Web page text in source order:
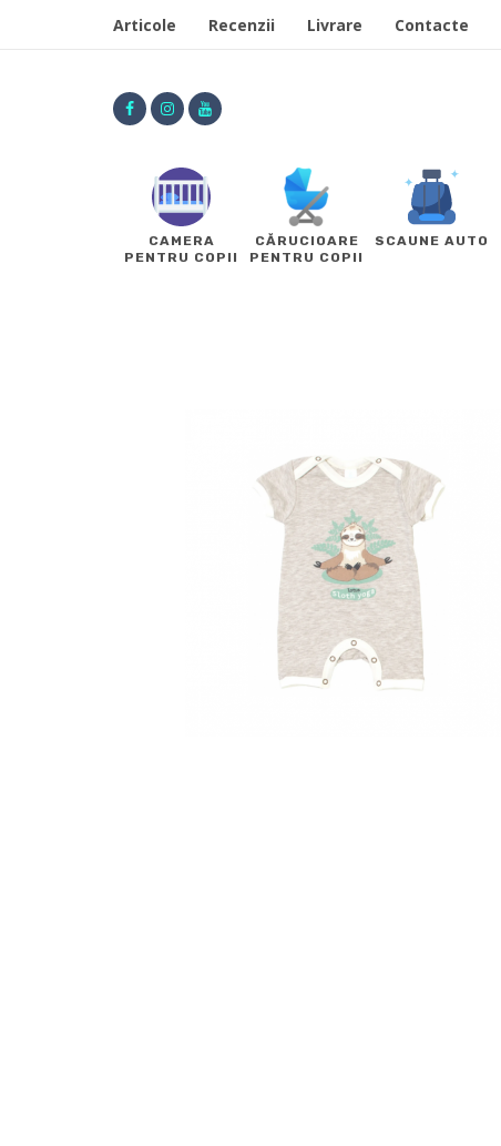
Articole Recenzii Livrare Contacte
CAMERA
PENTRU COPII
CĂRUCIOARE
PENTRU COPII
SCAUNE AUTO